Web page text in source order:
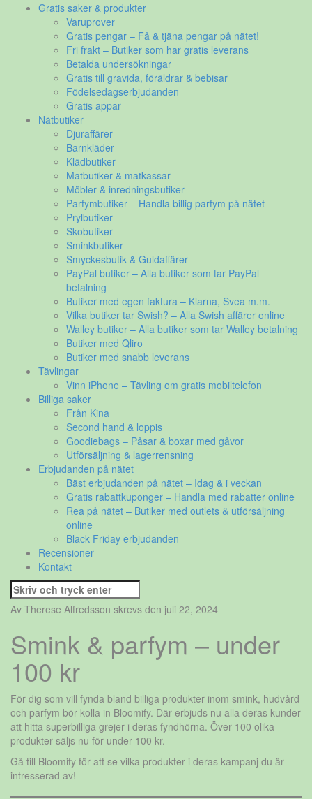
Gratis saker & produkter
Varuprover
Gratis pengar – Få & tjäna pengar på nätet!
Fri frakt – Butiker som har gratis leverans
Betalda undersökningar
Gratis till gravida, föräldrar & bebisar
Födelsedagserbjudanden
Gratis appar
Nätbutiker
Djuraffärer
Barnkläder
Klädbutiker
Matbutiker & matkassar
Möbler & inredningsbutiker
Parfymbutiker – Handla billig parfym på nätet
Prylbutiker
Skobutiker
Sminkbutiker
Smyckesbutik & Guldaffärer
PayPal butiker – Alla butiker som tar PayPal
betalning
Butiker med egen faktura – Klarna, Svea m.m.
Vilka butiker tar Swish? – Alla Swish affärer online
Walley butiker – Alla butiker som tar Walley betalning
Butiker med Qliro
Butiker med snabb leverans
Tävlingar
Vinn iPhone – Tävling om gratis mobiltelefon
Billiga saker
Från Kina
Second hand & loppis
Goodiebags – Påsar & boxar med gåvor
Utförsäljning & lagerrensning
Erbjudanden på nätet
Bäst erbjudanden på nätet – Idag & i veckan
Gratis rabattkuponger – Handla med rabatter online
Rea på nätet – Butiker med outlets & utförsäljning
online
Black Friday erbjudanden
Recensioner
Kontakt
Sök
efter:
Av Therese Alfredsson skrevs den juli 22, 2024
Smink & parfym – under
100 kr
För dig som vill fynda bland billiga produkter inom smink, hudvård
och parfym bör kolla in Bloomify. Där erbjuds nu alla deras kunder
att hitta superbilliga grejer i deras fyndhörna. Över 100 olika
produkter säljs nu för under 100 kr.
Gå till Bloomify för att se vilka produkter i deras kampanj du är
intresserad av!